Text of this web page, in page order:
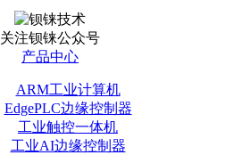
关注钡铼公众号
产品中心
ARM工业计算机
EdgePLC边缘控制器
工业触控一体机
工业AI边缘控制器